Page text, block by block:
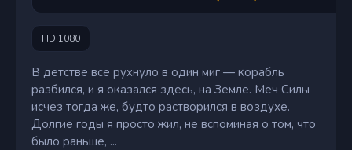
HD 1080
В детстве всё рухнуло в один миг — корабль
разбился, и я оказался здесь, на Земле. Меч Силы
исчез тогда же, будто растворился в воздухе.
Долгие годы я просто жил, не вспоминая о том, что
было раньше, ...